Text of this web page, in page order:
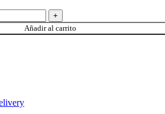
Añadir al carrito